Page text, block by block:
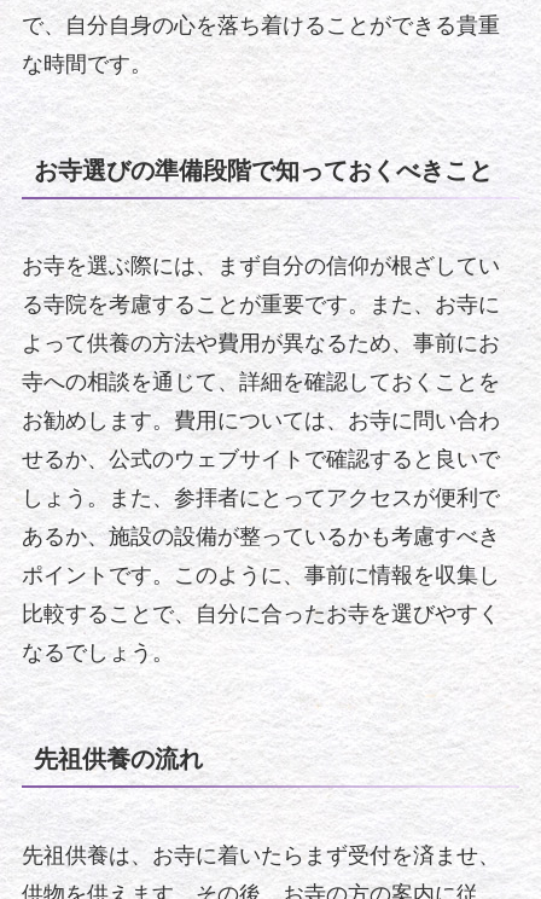
で、自分自身の心を落ち着けることができる貴重
な時間です。
お寺選びの準備段階で知っておくべきこと
お寺を選ぶ際には、まず自分の信仰が根ざしてい
る寺院を考慮することが重要です。また、お寺に
よって供養の方法や費用が異なるため、事前にお
寺への相談を通じて、詳細を確認しておくことを
お勧めします。費用については、お寺に問い合わ
せるか、公式のウェブサイトで確認すると良いで
しょう。また、参拝者にとってアクセスが便利で
あるか、施設の設備が整っているかも考慮すべき
ポイントです。このように、事前に情報を収集し
比較することで、自分に合ったお寺を選びやすく
なるでしょう。
先祖供養の流れ
先祖供養は、お寺に着いたらまず受付を済ませ、
供物を供えます。その後、お寺の方の案内に従